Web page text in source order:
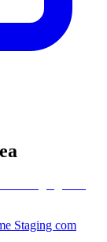
Staging com